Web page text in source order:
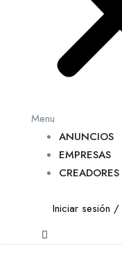
Menu
ANUNCIOS
EMPRESAS
CREADORES
Iniciar sesión /